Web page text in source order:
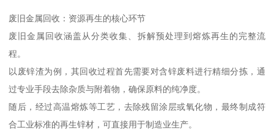
废旧金属回收：资源再生的核心环节
废旧金属回收涵盖从分类收集、拆解预处理到熔炼再生的完整流
程。
以废锌渣为例，其回收过程首先需要对含锌废料进行精细分拣，通
过专业手段去除杂质与附着物，确保原料的纯净度。
随后，经过高温熔炼等工艺，去除残留涂层或氧化物，最终制成符
合工业标准的再生锌材，可直接用于制造业生产。